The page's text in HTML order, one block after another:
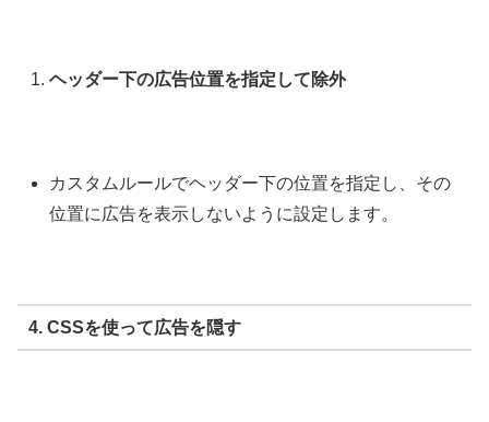
ヘッダー下の広告位置を指定して除外
カスタムルールでヘッダー下の位置を指定し、その
位置に広告を表示しないように設定します。
4. CSSを使って広告を隠す